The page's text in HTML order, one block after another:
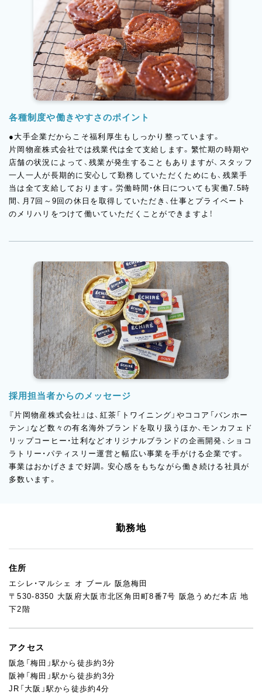
各種制度や働きやすさのポイント
●大手企業だからこそ福利厚生もしっかり整っています。
片岡物産株式会社では残業代は全て支給します。繁忙期の時期や
店舗の状況によって、残業が発生することもありますが、スタッフ
一人一人が長期的に安心して勤務していただくためにも、残業手
当は全て支給しております。労働時間・休日についても実働7.5時
間、月7回～9回の休日を取得していただき、仕事とプライベート
のメリハリをつけて働いていただくことができますよ！
採用担当者からのメッセージ
『片岡物産株式会社』は、紅茶「トワイニング」やココア「バンホー
テン」など数々の有名海外ブランドを取り扱うほか、モンカフェド
リップコーヒー・辻利などオリジナルブランドの企画開発、ショコ
ラトリー・パティスリー運営と幅広い事業を手がける企業です。
事業はおかげさまで好調。安心感をもちながら働き続ける社員が
多数います。
勤務地
住所
エシレ・マルシェ オ ブール 阪急梅田
〒530-8350 大阪府大阪市北区角田町8番7号 阪急うめだ本店 地
下2階
アクセス
阪急「梅田」駅から徒歩約3分
阪神「梅田」駅から徒歩約3分
JR「大阪」駅から徒歩約4分